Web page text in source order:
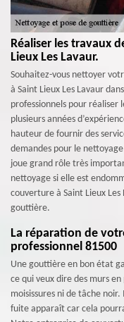
Réaliser les travaux
Lieux Les Lavaur.
Souhaitez-vous nettoyer
à Saint Lieux Les Lavaur
professionnels pour réaliser
plusieurs années
hauteur de fournir des
demandes pour le
joue grand rôle très
nettoyage si elle est
couverture à Saint Lieux
gouttière.
La réparation de
professionnel 81500
Une gouttière en bon état
ce qui veux dire des murs
moisissures ni de tâche
fuite apparaît car cela